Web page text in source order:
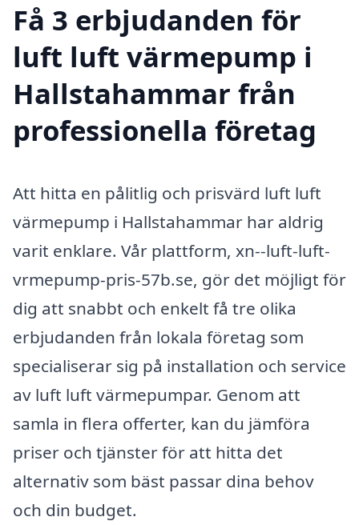
Få 3 erbjudanden för
luft luft värmepump i
Hallstahammar från
professionella företag
Att hitta en pålitlig och prisvärd luft luft
värmepump i Hallstahammar har aldrig
varit enklare. Vår plattform, xn--luft-luft-
vrmepump-pris-57b.se, gör det möjligt för
dig att snabbt och enkelt få tre olika
erbjudanden från lokala företag som
specialiserar sig på installation och service
av luft luft värmepumpar. Genom att
samla in flera offerter, kan du jämföra
priser och tjänster för att hitta det
alternativ som bäst passar dina behov
och din budget.